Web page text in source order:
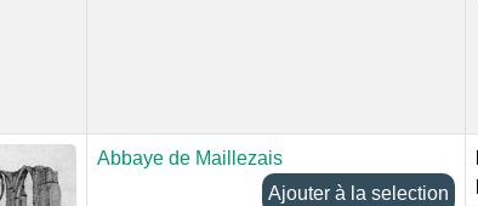
Abbaye de Maillezais
Ajouter à la selection